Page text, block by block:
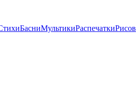
БасниМультикиРаспечатки